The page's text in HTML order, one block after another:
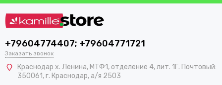
+79604774407; +79604771721
Заказать звонок
Краснодар х. Ленина, МТФ1, отделение 4, лит. 1Г. Почтовый:
350061, г. Краснодар, а/я 2503